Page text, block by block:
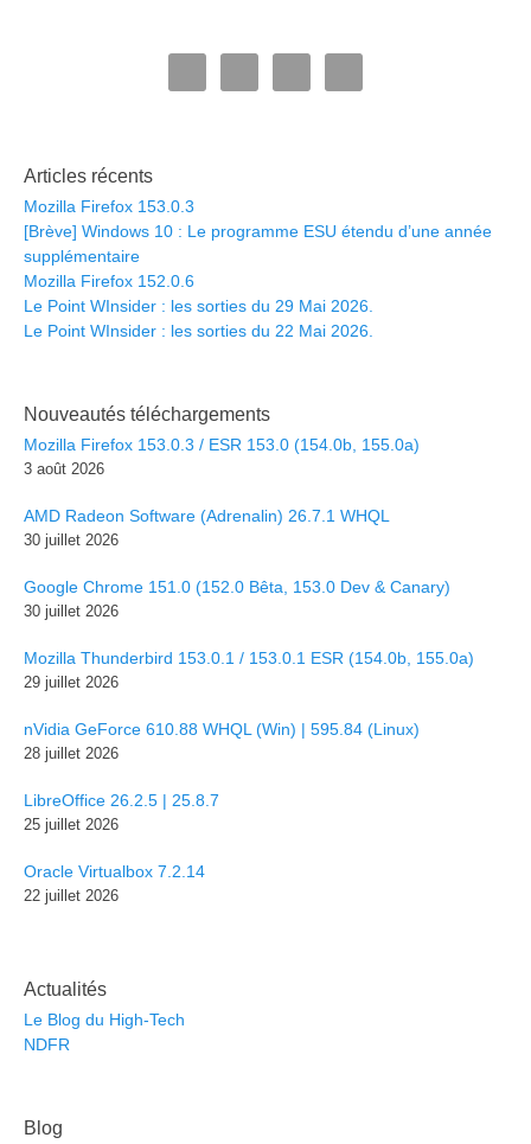
Articles récents
Mozilla Firefox 153.0.3
[Brève] Windows 10 : Le programme ESU étendu d’une année
supplémentaire
Mozilla Firefox 152.0.6
Le Point WInsider : les sorties du 29 Mai 2026.
Le Point WInsider : les sorties du 22 Mai 2026.
Nouveautés téléchargements
Mozilla Firefox 153.0.3 / ESR 153.0 (154.0b, 155.0a)
3 août 2026
AMD Radeon Software (Adrenalin) 26.7.1 WHQL
30 juillet 2026
Google Chrome 151.0 (152.0 Bêta, 153.0 Dev & Canary)
30 juillet 2026
Mozilla Thunderbird 153.0.1 / 153.0.1 ESR (154.0b, 155.0a)
29 juillet 2026
nVidia GeForce 610.88 WHQL (Win) | 595.84 (Linux)
28 juillet 2026
LibreOffice 26.2.5 | 25.8.7
25 juillet 2026
Oracle Virtualbox 7.2.14
22 juillet 2026
Actualités
Le Blog du High-Tech
NDFR
Blog